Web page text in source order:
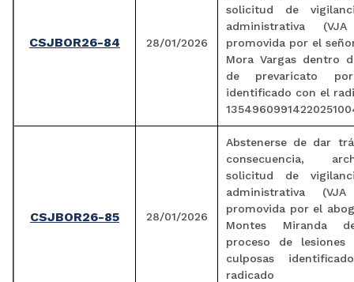
CSJBOR26-84 28/01/2026
solicitud de
administrativa
promovida por el
Mora Vargas dentro
de prevaricato
identificado con el
CSJBOR26-85 28/01/2026
Abstenerse de dar
consecuencia,
solicitud de
administrativa
promovida por el
Montes Miranda
proceso de lesiones
culposas
radicado